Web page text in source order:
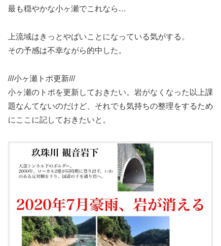
最も穏やかな小ヶ瀬でこれなら…
上流域はきっとやばいことになっている気がする。
その予感は不幸ながら的中した。
///小ヶ瀬トポ更新///
小ヶ瀬のトポを更新しておきたい。岩がなくなった以上課
題なんてないのだけど、それでも気持ちの整理をするため
にここに記しておきたいと。